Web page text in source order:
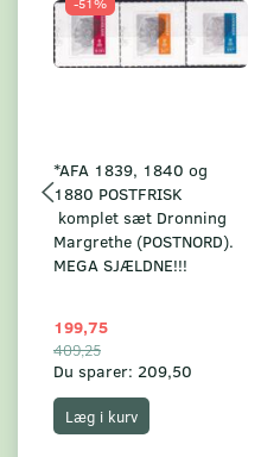
*AFA 1839, 1840 og
1880 POSTFRISK
komplet sæt Dronning
Margrethe (POSTNORD).
MEGA SJÆLDNE!!!
199,75
409,25
Du sparer: 209,50
Læg i kurv